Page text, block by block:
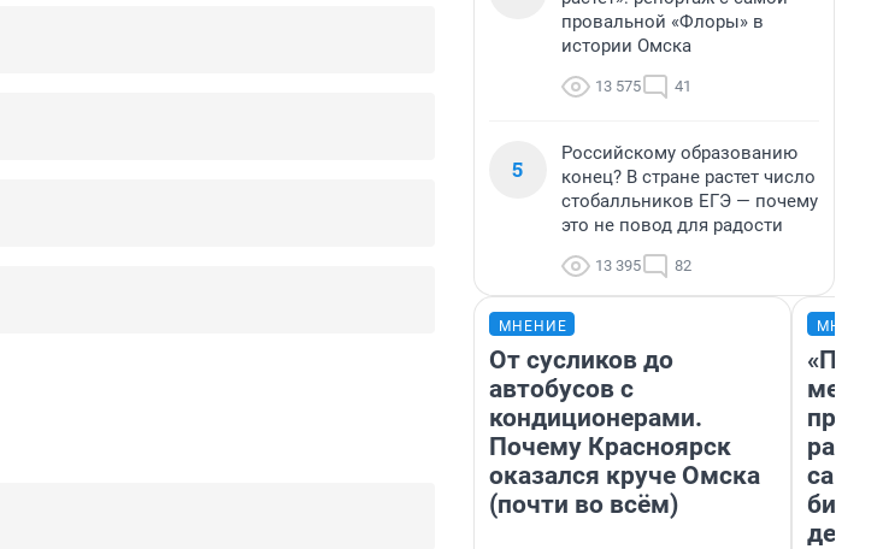
провальной «Флоры» в
истории Омска
13 575 41
5
Российскому образованию
конец? В стране растет число
стобалльников ЕГЭ — почему
это не повод для радости
13 395 82
МНЕНИЕ
От сусликов до
автобусов с
кондиционерами.
Почему Красноярск
оказался круче Омска
(почти во всём)